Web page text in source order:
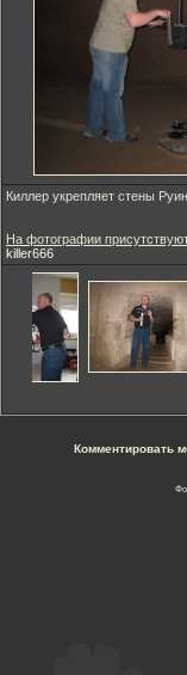
Киллер укрепляет стены Руин
На фотографии
killer666
Комментировать